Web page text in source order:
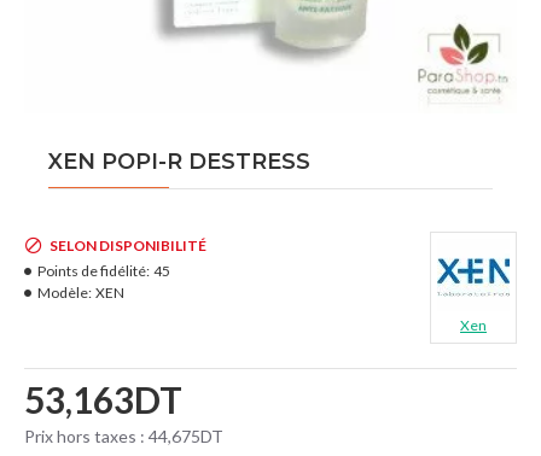
XEN POPI-R DESTRESS
53,163DT
Prix hors taxes : 44,675DT
SELON DISPONIBILITÉ
Points de fidélité: 45
Modèle: XEN
Xen